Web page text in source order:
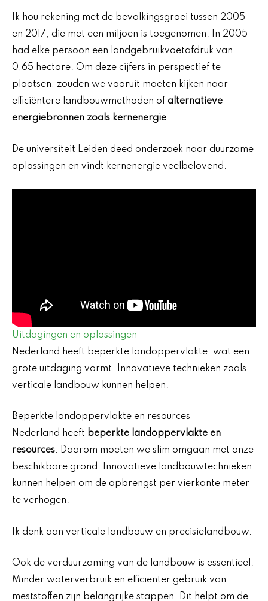
Ik hou rekening met de bevolkingsgroei tussen 2005
en 2017, die met een miljoen is toegenomen. In 2005
had elke persoon een landgebruikvoetafdruk van
0,65 hectare. Om deze cijfers in perspectief te
plaatsen, zouden we vooruit moeten kijken naar
efficiëntere landbouwmethoden of alternatieve
energiebronnen zoals kernenergie.
De universiteit Leiden deed onderzoek naar duurzame
oplossingen en vindt kernenergie veelbelovend.
Uitdagingen en oplossingen
Nederland heeft beperkte landoppervlakte, wat een
grote uitdaging vormt. Innovatieve technieken zoals
verticale landbouw kunnen helpen.
Beperkte landoppervlakte en resources
Nederland heeft beperkte landoppervlakte en
resources. Daarom moeten we slim omgaan met onze
beschikbare grond. Innovatieve landbouwtechnieken
kunnen helpen om de opbrengst per vierkante meter
te verhogen.
Ik denk aan verticale landbouw en precisielandbouw.
Ook de verduurzaming van de landbouw is essentieel.
Minder waterverbruik en efficiënter gebruik van
meststoffen zijn belangrijke stappen. Dit helpt om de